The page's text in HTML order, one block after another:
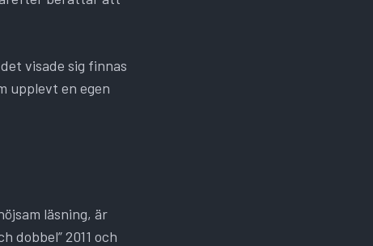
visade sig finnas
upplevt en egen
läsning, är
dobbel” 2011 och